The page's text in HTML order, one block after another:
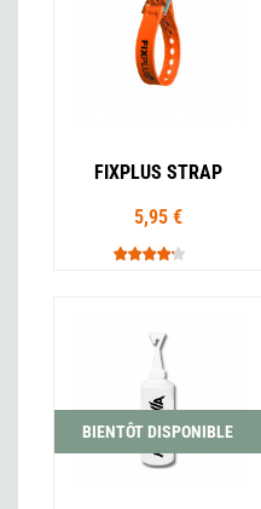
FIXPLUS STRAP
5,95 €
BIENTÔT DISPONIBLE